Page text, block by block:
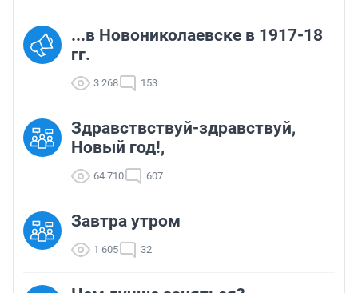
...в Новониколаевске в 1917-18
гг.
3 268 153
Здравствствуй-здравствуй,
Новый год!,
64 710 607
Завтра утром
1 605 32